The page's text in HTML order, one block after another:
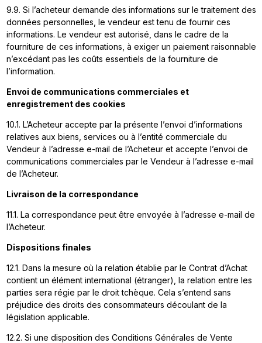
9.9. Si l’acheteur demande des informations sur le traitement des
données personnelles, le vendeur est tenu de fournir ces
informations. Le vendeur est autorisé, dans le cadre de la
fourniture de ces informations, à exiger un paiement raisonnable
n’excédant pas les coûts essentiels de la fourniture de
l’information.
Envoi de communications commerciales et
enregistrement des cookies
10.1. L’Acheteur accepte par la présente l’envoi d’informations
relatives aux biens, services ou à l’entité commerciale du
Vendeur à l’adresse e-mail de l’Acheteur et accepte l’envoi de
communications commerciales par le Vendeur à l’adresse e-mail
de l’Acheteur.
Livraison de la correspondance
11.1. La correspondance peut être envoyée à l’adresse e-mail de
l’Acheteur.
Dispositions finales
12.1. Dans la mesure où la relation établie par le Contrat d’Achat
contient un élément international (étranger), la relation entre les
parties sera régie par le droit tchèque. Cela s’entend sans
préjudice des droits des consommateurs découlant de la
législation applicable.
12.2. Si une disposition des Conditions Générales de Vente